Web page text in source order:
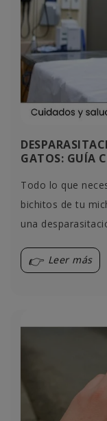
GATOS: GUÍA
Todo lo que
bichitos de tu
una
Leer más